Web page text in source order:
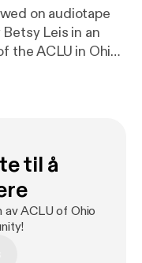
on audiotape
Leis in an
the ACLU in Ohio.
member and
til å
av ACLU of Ohio